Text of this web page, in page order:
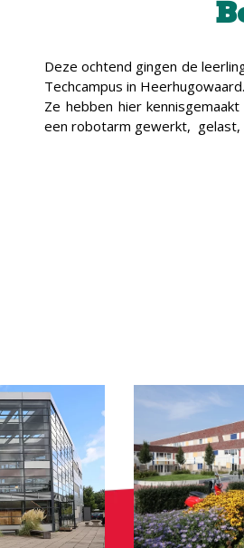
Deze ochtend gingen de
Techcampus in Heerhugowaard.
Ze hebben hier
een robotarm gewerkt, gelast,